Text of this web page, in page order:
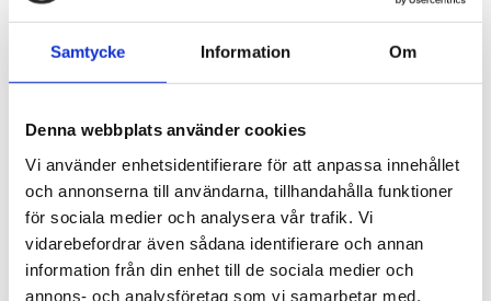
Samtycke Information Om
Denna webbplats använder cookies
Vi använder enhetsidentifierare för att anpassa innehållet
och annonserna till användarna, tillhandahålla funktioner
för sociala medier och analysera vår trafik. Vi
vidarebefordrar även sådana identifierare och annan
information från din enhet till de sociala medier och
annons- och analysföretag som vi samarbetar med.
efter kan de erbjuda mindre belopp såsom 1 000
000 kr. När man tar ett lån hos Ferratum har man
en återbetalningstid på minst 4 månader och max
46 månader.